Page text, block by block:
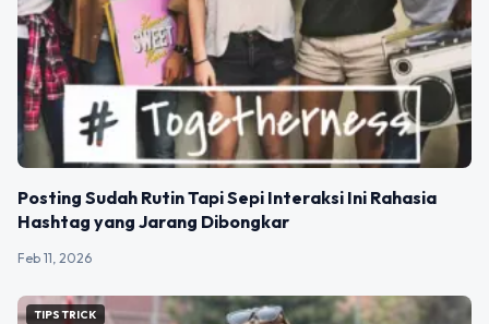
Posting Sudah Rutin Tapi Sepi Interaksi Ini Rahasia
Hashtag yang Jarang Dibongkar
Feb 11, 2026
TIPS TRICK